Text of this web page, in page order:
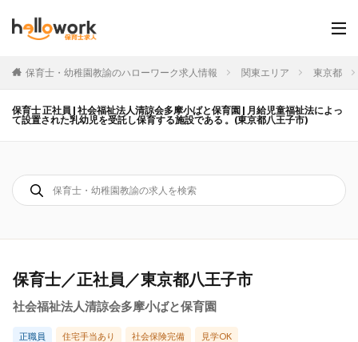
保育士・幼稚園教諭のハローワーク求人情報 関東エリア 東京都
保育士 正社員 | 社会福祉法人清諒会多摩小ばと保育園 | 月給児童福祉法によっ
て設置された乳幼児を受託し保育する施設である 。(東京都八王子市)
保育士／正社員／東京都八王子市
社会福祉法人清諒会多摩小ばと保育園
正職員 住宅手当あり 社会保険完備 見学OK